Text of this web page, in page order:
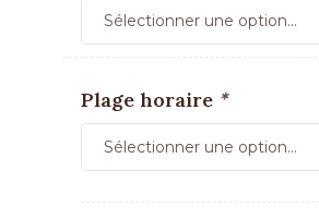
Sélectionner une option...
Plage horaire *
Sélectionner une option...